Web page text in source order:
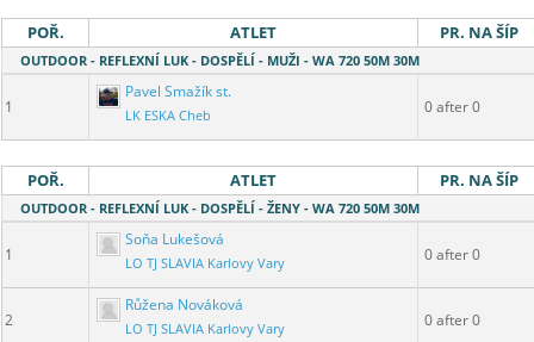
POŘ. ATLET PR. NA ŠÍP
OUTDOOR - REFLEXNÍ LUK - DOSPĚLÍ - MUŽI - WA 720 50M 30M
1
Pavel Smažík st.
LK ESKA Cheb 0 after 0
POŘ. ATLET PR. NA ŠÍP
OUTDOOR - REFLEXNÍ LUK - DOSPĚLÍ - ŽENY - WA 720 50M 30M
1
Soňa Lukešová
LO TJ SLAVIA Karlovy Vary 0 after 0
2
Růžena Nováková
LO TJ SLAVIA Karlovy Vary 0 after 0